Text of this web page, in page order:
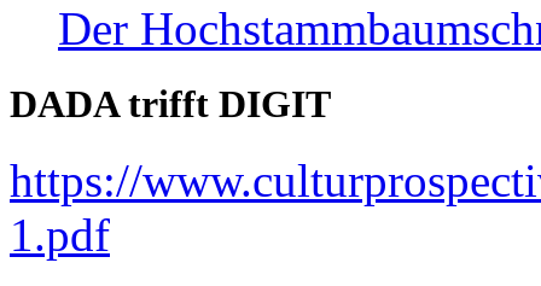
Der
DADA trifft DIGIT
https://
1.pdf